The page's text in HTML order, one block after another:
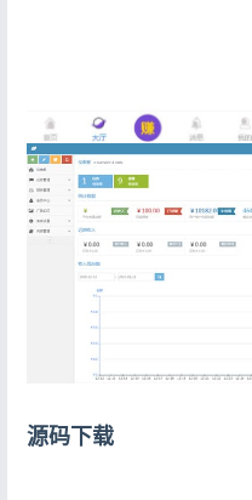
源码下载